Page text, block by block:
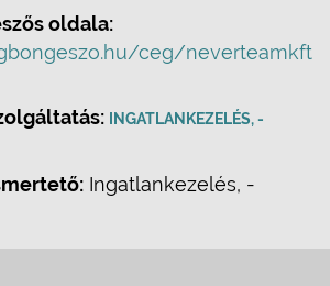
oldala:
ceg/neverteamkft
INGATLANKEZELÉS, -
Ingatlankezelés, -